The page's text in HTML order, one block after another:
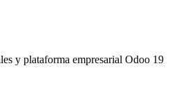
y plataforma empresarial Odoo 19